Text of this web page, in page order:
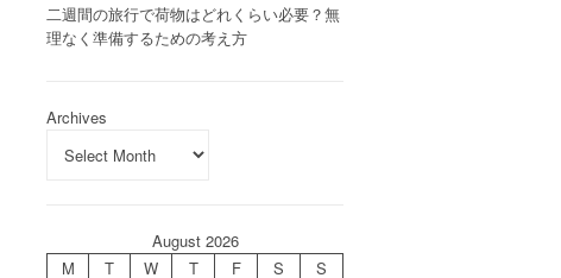
二週間の旅行で荷物はどれくらい必要？無
理なく準備するための考え方
Archives
August 2026
M
T W T F S S